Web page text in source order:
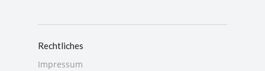
Rechtliches
Impressum